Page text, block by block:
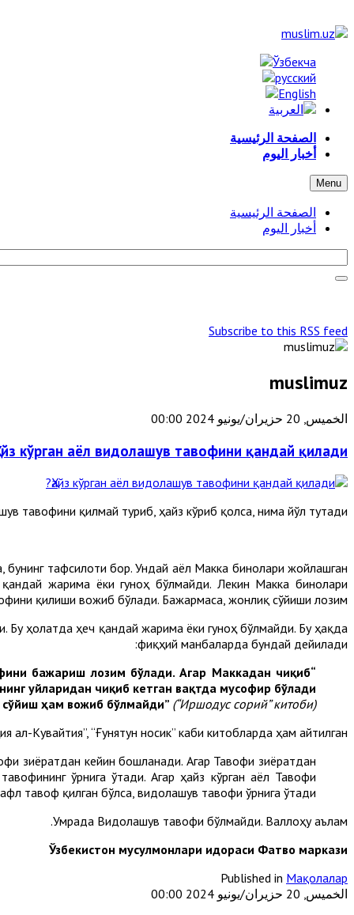
الصفحة الرئيسية
أخبار اليوم
Menu
الصفحة الرئيسية
أخبار اليوم
Subscribe to this RSS feed
muslimuz
الخميس, 20 حزيران/يونيو 2024 00:00
кўрган аёл видолашув тавофини қандай қилади?
тавофини қилмай туриб, ҳайз кўриб қолса, нима йўл тутади?
тафсилоти бор. Ундай аёл Макка бинолари жойлашган
жарима ёки гуноҳ бўлмайди. Лекин Макка бинолари
қилиши вожиб бўлади. Бажармаса, жонлиқ сўйиши лозим.
Бу ҳолатда ҳеч қандай жарима ёки гуноҳ бўлмайди. Бу ҳақда
фиқҳий манбаларда бундай дейилади:
“Ҳайзли аёл Макка биноларидан ажрашдан аввал пок бўлиб қолса, садар
бажариш лозим бўлади. Агар Маккадан чиқиб
уйларидан чиқиб кетган вақтда мусофир бўлади
ҳам вожиб бўлмайди” (“Иршодус сорий” китоби).
Кувайтия”, “Ғунятун носик” каби китобларда ҳам айтилган.
зиёратдан кейин бошланади. Агар Тавофи зиёратдан
ўрнига ўтади. Агар ҳайз кўрган аёл Тавофи
тавоф қилган бўлса, видолашув тавофи ўрнига ўтади.
Умрада Видолашув тавофи бўлмайди. Валлоҳу аълам.
Ўзбекистон мусулмонлари идораси Фатво маркази
Published in Мақолалар
الخميس, 20 حزيران/يونيو 2024 00:00